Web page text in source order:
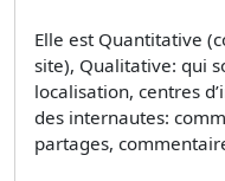
Elle est Quantitative
site), Qualitative: qui
localisation, centres
des internautes:
partages,